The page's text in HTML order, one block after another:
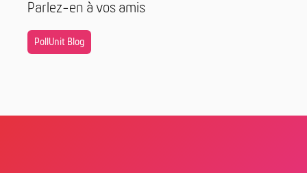
Parlez-en à vos amis
PollUnit Blog